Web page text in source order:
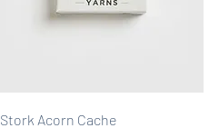
Schnellansicht
Stork Acorn Cache